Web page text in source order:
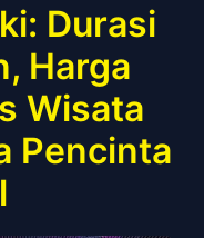
Durasi
Harga
Wisata
Pencinta